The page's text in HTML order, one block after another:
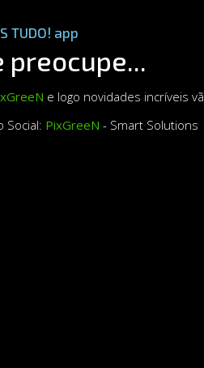
TUDO! app
preocupe...
e logo novidades incríveis
Social: PixGreeN - Smart Solutions